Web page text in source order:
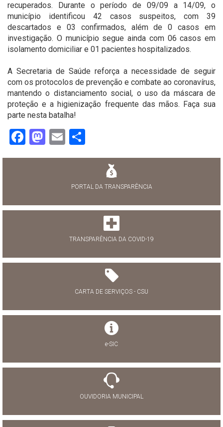
recuperados. Durante o período de 09/09 a 14/09, o
município identificou 42 casos suspeitos, com 39
descartados e 03 confirmados, além de 0 casos em
investigação. O município segue ainda com 06 casos em
isolamento domiciliar e 01 pacientes hospitalizados.
A Secretaria de Saúde reforça a necessidade de seguir
com os protocolos de prevenção e combate ao coronavírus,
mantendo o distanciamento social, o uso da máscara de
proteção e a higienização frequente das mãos. Faça sua
parte nesta batalha!
Facebook
Mastodon
Email
PORTAL DA TRANSPARÊNCIA
TRANSPARÊNCIA DA COVID-19
CARTA DE SERVIÇOS - CSU
e-SIC
OUVIDORIA MUNICIPAL